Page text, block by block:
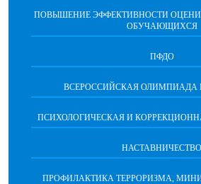
ПОВЫШЕНИЕ ЭФФЕКТИВНОСТИ
ОБУЧАЮЩИХСЯ
ПФДО
ВСЕРОССИЙСКАЯ ОЛИМПИАДА
ПСИХОЛОГИЧЕСКАЯ И
НАСТАВНИЧЕСТВО
ПРОФИЛАКТИКА ТЕРРОРИЗМА,